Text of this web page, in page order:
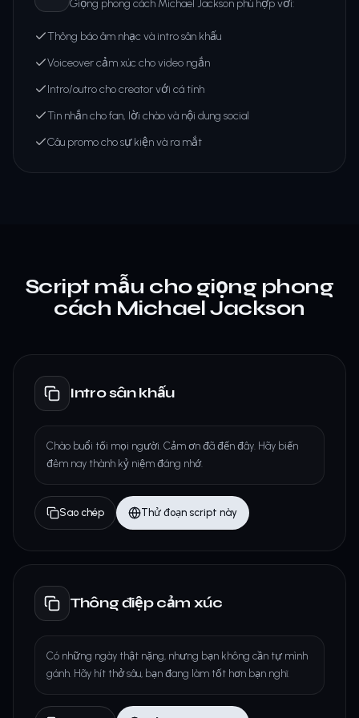
Giọng phong cách Michael Jackson phù hợp với:
Thông báo âm nhạc và intro sân khấu
Voiceover cảm xúc cho video ngắn
Intro/outro cho creator với cá tính
Tin nhắn cho fan, lời chào và nội dung social
Câu promo cho sự kiện và ra mắt
Script mẫu cho giọng phong
cách Michael Jackson
Intro sân khấu
Chào buổi tối mọi người. Cảm ơn đã đến đây. Hãy biến
đêm nay thành kỷ niệm đáng nhớ.
Sao chép Thử đoạn script này
Thông điệp cảm xúc
Có những ngày thật nặng, nhưng bạn không cần tự mình
gánh. Hãy hít thở sâu, bạn đang làm tốt hơn bạn nghĩ.